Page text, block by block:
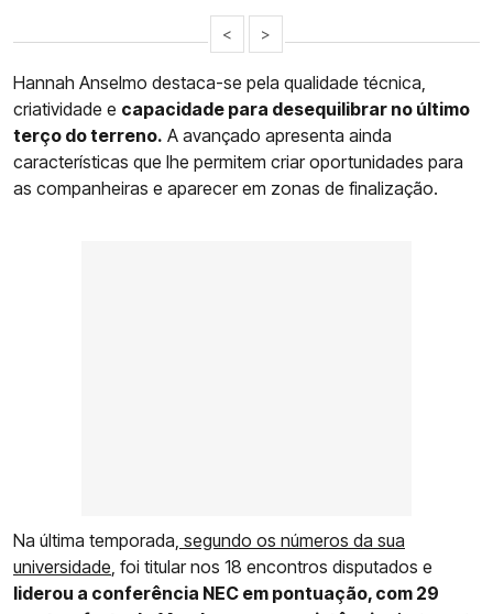
< >
Hannah Anselmo destaca-se pela qualidade técnica,
criatividade e capacidade para desequilibrar no último
terço do terreno. A avançado apresenta ainda
características que lhe permitem criar oportunidades para
as companheiras e aparecer em zonas de finalização.
Na última temporada, segundo os números da sua
universidade , foi titular nos 18 encontros disputados e
liderou a conferência NEC em pontuação, com 29